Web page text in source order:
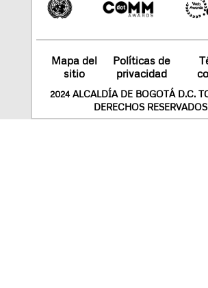
Mapa del
sitio
Políticas de
privacidad
2024 ALCALDÍA DE BOGOTÁ D.C.
DERECHOS RESERVADOS